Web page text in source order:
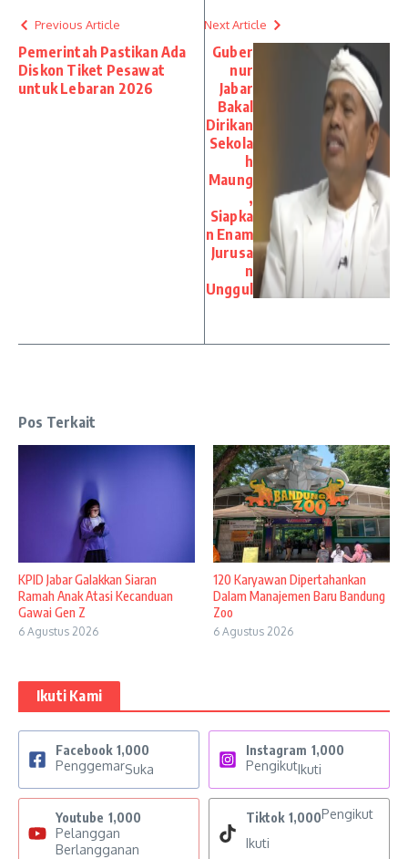
Previous Article
Pemerintah Pastikan Ada
Diskon Tiket Pesawat
untuk Lebaran 2026
Next Article
Guber
nur
Jabar
Bakal
Dirikan
Sekola
h
Maung
,
Siapka
n Enam
Jurusa
n
Unggul
Pos Terkait
KPID Jabar Galakkan Siaran
Ramah Anak Atasi Kecanduan
Gawai Gen Z
6 Agustus 2026
120 Karyawan Dipertahankan
Dalam Manajemen Baru Bandung
Zoo
6 Agustus 2026
Ikuti Kami
Facebook 1,000
PenggemarSuka
Instagram 1,000
PengikutIkuti
Youtube 1,000
Pelanggan
Berlangganan
Tiktok 1,000Pengikut
Ikuti